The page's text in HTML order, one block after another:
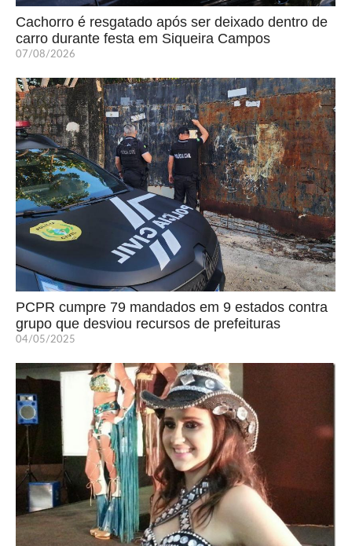
Cachorro é resgatado após ser deixado dentro de
carro durante festa em Siqueira Campos
07/08/2026
PCPR cumpre 79 mandados em 9 estados contra
grupo que desviou recursos de prefeituras
04/05/2025